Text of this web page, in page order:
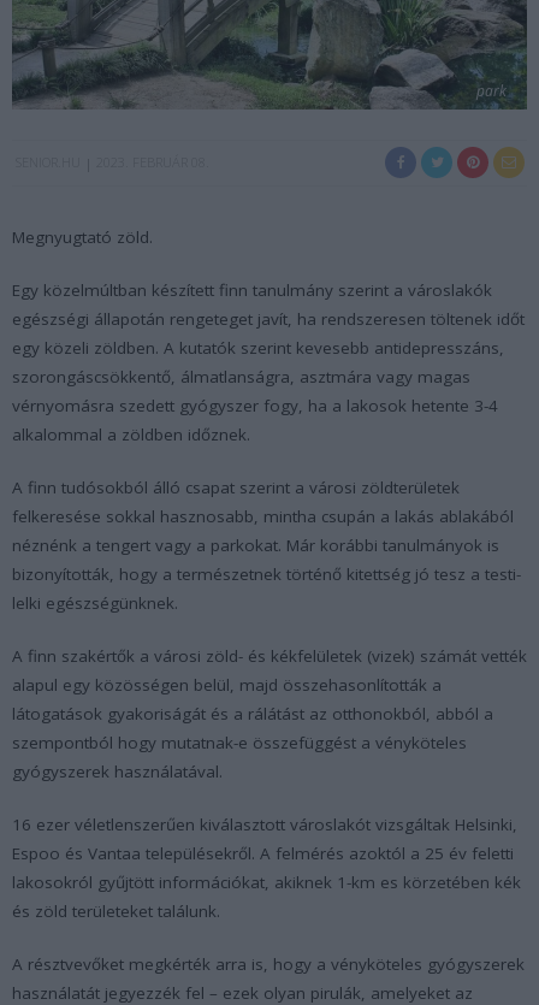
park
Megnyugtató zöld.
Egy közelmúltban készített finn tanulmány szerint a városlakók
egészségi állapotán rengeteget javít, ha rendszeresen töltenek időt
egy közeli zöldben. A kutatók szerint kevesebb antidepresszáns,
szorongáscsökkentő, álmatlanságra, asztmára vagy magas
vérnyomásra szedett gyógyszer fogy, ha a lakosok hetente 3-4
alkalommal a zöldben időznek.
A finn tudósokból álló csapat szerint a városi zöldterületek
felkeresése sokkal hasznosabb, mintha csupán a lakás ablakából
néznénk a tengert vagy a parkokat. Már korábbi tanulmányok is
bizonyították, hogy a természetnek történő kitettség jó tesz a testi-
lelki egészségünknek.
A finn szakértők a városi zöld- és kékfelületek (vizek) számát vették
alapul egy közösségen belül, majd összehasonlították a
látogatások gyakoriságát és a rálátást az otthonokból, abból a
szempontból hogy mutatnak-e összefüggést a vényköteles
gyógyszerek használatával.
16 ezer véletlenszerűen kiválasztott városlakót vizsgáltak Helsinki,
Espoo és Vantaa településekről. A felmérés azoktól a 25 év feletti
lakosokról gyűjtött információkat, akiknek 1-km es körzetében kék
és zöld területeket találunk.
A résztvevőket megkérték arra is, hogy a vényköteles gyógyszerek
használatát jegyezzék fel – ezek olyan pirulák, amelyeket az